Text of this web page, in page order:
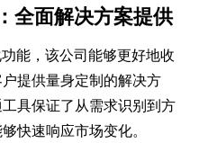
全面解决方案提供
能，该公司能够更好地收
提供量身定制的解决方
具保证了从需求识别到方
快速响应市场变化。